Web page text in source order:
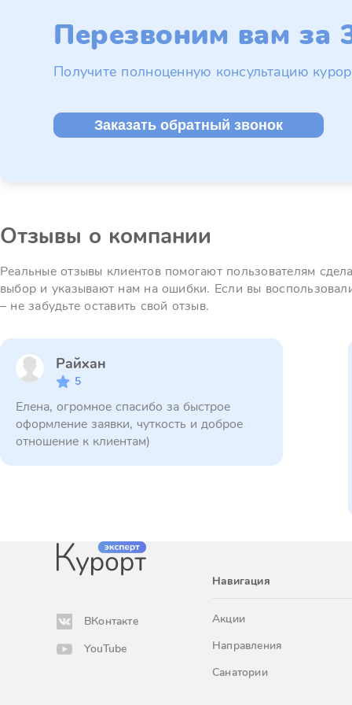
Перезвоним вам за
Получите полноценную консультацию
Заказать обратный звонок
Отзывы о компании
Реальные отзывы клиентов помогают пользователям
выбор и указывают нам на ошибки. Если вы
– не забудьте оставить свой отзыв.
Райхан
5
Елена, огромное спасибо за быстрое
оформление заявки, чуткость и доброе
отношение к клиентам)
ВКонтакте
YouTube
Навигация
Акции
Направления
Санатории